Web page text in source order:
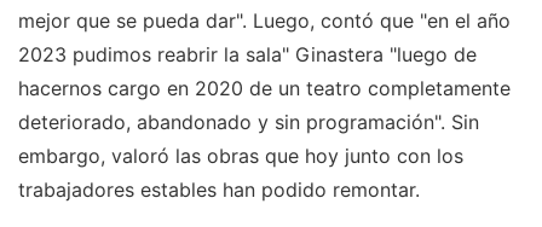
mejor que se pueda dar". Luego, contó que "en el año
2023 pudimos reabrir la sala" Ginastera "luego de
hacernos cargo en 2020 de un teatro completamente
deteriorado, abandonado y sin programación". Sin
embargo, valoró las obras que hoy junto con los
trabajadores estables han podido remontar.